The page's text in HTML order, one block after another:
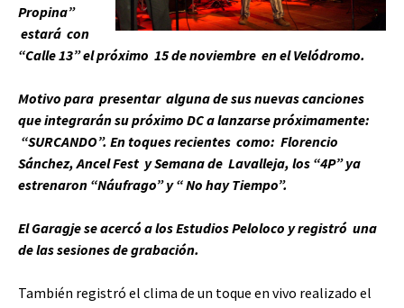
Propina”
estará con
“Calle 13” el próximo 15 de noviembre en el Velódromo.
Motivo para presentar alguna de sus nuevas canciones
que integrarán su próximo DC a lanzarse próximamente:
“SURCANDO”. En toques recientes como: Florencio
Sánchez, Ancel Fest y Semana de Lavalleja, los “4P” ya
estrenaron “Náufrago” y “ No hay Tiempo”.
El Garagje se acercó a los Estudios Peloloco y registró una
de las sesiones de grabación.
También registró el clima de un toque en vivo realizado el